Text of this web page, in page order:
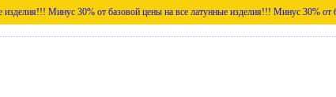
Минус 30% от базовой цены на все латунные изделия!!! Минус 30% от базовой